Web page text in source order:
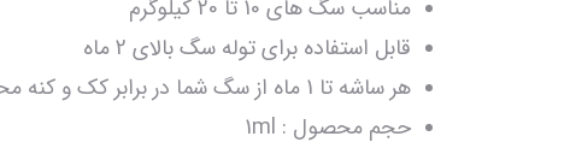
مناسب سگ های 10 تا 20 کیلوگرم
قابل استفاده برای توله سگ بالای 2 ماه
هر ساشه تا 1 ماه از سگ شما در برابر کک و کنه محافظت می کند
حجم محصول : 1ml